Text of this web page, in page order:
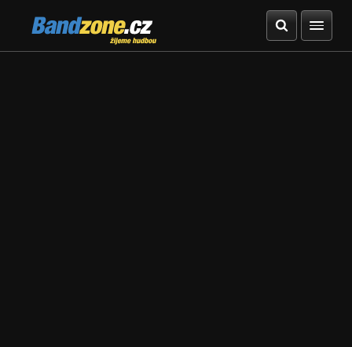
Bandzone.cz
žijeme hudbou